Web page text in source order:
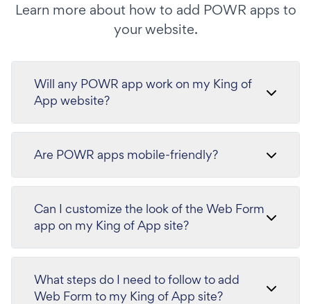
Learn more about how to add POWR apps to
your website.
Will any POWR app work on my King of
App website?
Are POWR apps mobile-friendly?
Can I customize the look of the Web Form
app on my King of App site?
What steps do I need to follow to add
Web Form to my King of App site?